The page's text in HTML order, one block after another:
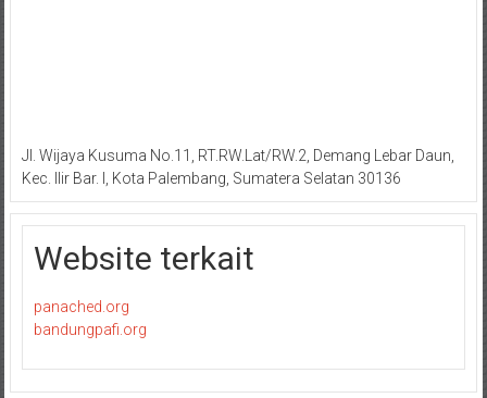
Jl. Wijaya Kusuma No.11, RT.RW.Lat/RW.2, Demang Lebar Daun,
Kec. Ilir Bar. I, Kota Palembang, Sumatera Selatan 30136
Website terkait
panached.org
bandungpafi.org